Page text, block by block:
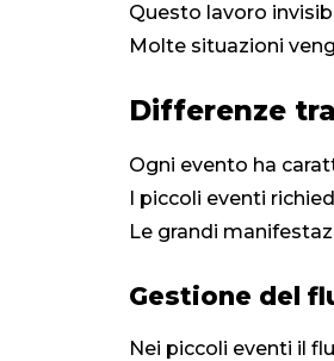
Questo lavoro
Molte situazioni
Differenze
Ogni evento ha
I piccoli eventi
Le grandi
Gestione del
Nei piccoli eventi il